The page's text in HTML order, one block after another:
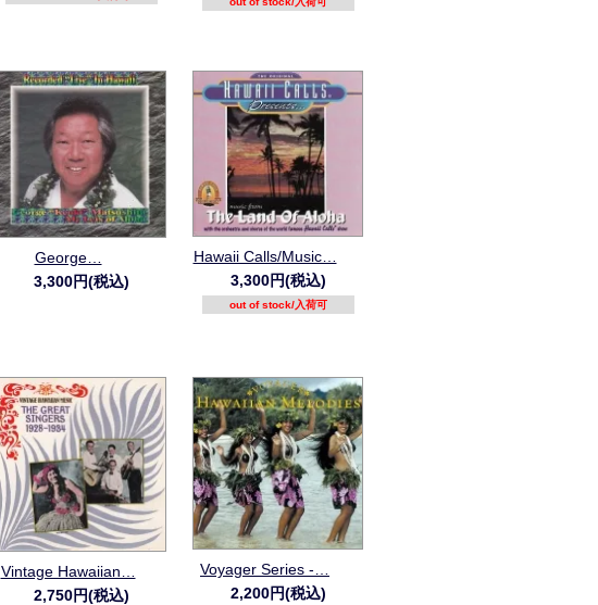
George…
3,300円(税込)
Hawaii Calls/Music…
3,300円(税込)
out of stock/入荷可
Vintage Hawaiian…
2,750円(税込)
Voyager Series -…
2,200円(税込)